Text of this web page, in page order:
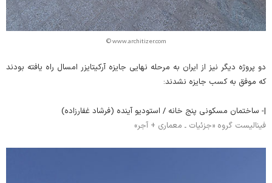
© www.architizer.com
دو پروژه دیگر نیز از ایران به مرحله نهایی جایزه آرکیتایزر امسال راه یافته بودند
که موفق به کسب جایزه نشدند:
|- ساختمان مسکونی پنج خانه / استودیو آینده (فرشاد غفارزاده)
فینالیست گروه «جزئیات ـ معماری + آجر»